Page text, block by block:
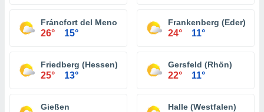
Fráncfort del Meno
26° 15°
Frankenberg (Eder)
24° 11°
Friedberg (Hessen)
25° 13°
Gersfeld (Rhön)
22° 11°
Gießen Halle (Westfalen)